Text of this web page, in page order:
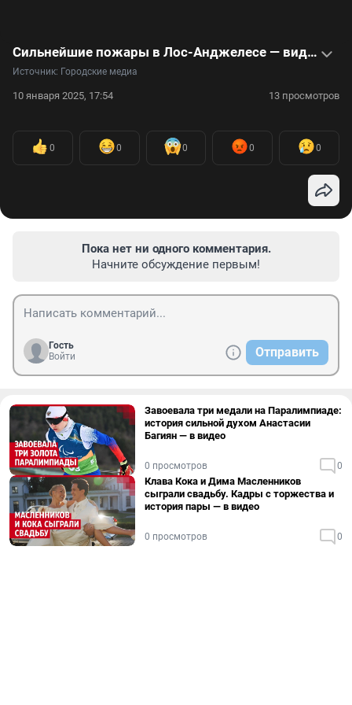
Сильнейшие пожары в Лос-Анджелесе — видео
Источник: Городские медиа
10 января 2025, 17:54 13 просмотров
0 0 0 0 0
Пока нет ни одного комментария.
Начните обсуждение первым!
Гость
Войти
Отправить
Завоевала три медали на Паралимпиаде:
история сильной духом Анастасии
Багиян — в видео
0 просмотров 0
Клава Кока и Дима Масленников
сыграли свадьбу. Кадры с торжества и
история пары — в видео
0 просмотров 0